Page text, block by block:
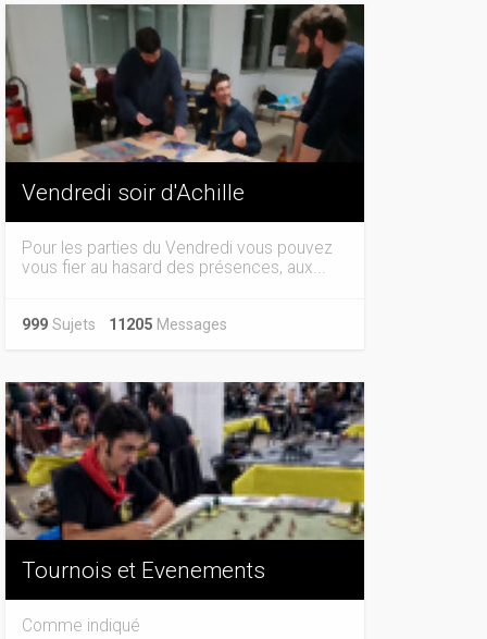
Vendredi soir d'Achille
Pour les parties du Vendredi vous pouvez
vous fier au hasard des présences, aux...
999 Sujets 11205 Messages
Tournois et Evenements
Comme indiqué